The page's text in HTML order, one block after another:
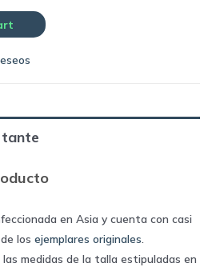
en Asia y cuenta con casi
los ejemplares originales.
medidas de la talla estipuladas en